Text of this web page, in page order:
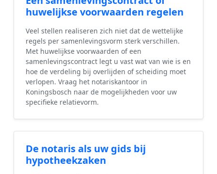
huwelijkse voorwaarden regelen
Veel stellen realiseren zich niet dat de wettelijke
regels per samenlevingsvorm sterk verschillen.
Met huwelijkse voorwaarden of een
samenlevingscontract legt u vast wat van wie is en
hoe de verdeling bij overlijden of scheiding moet
verlopen. Vraag het notariskantoor in
Koningsbosch naar de mogelijkheden voor uw
specifieke relatievorm.
De notaris als uw gids bij
hypotheekzaken